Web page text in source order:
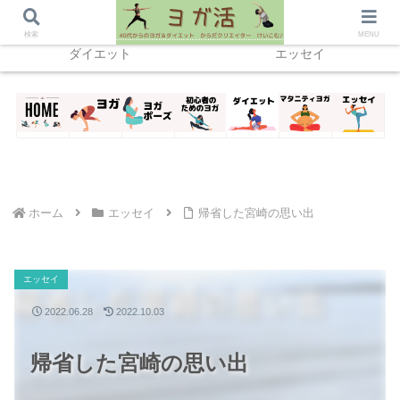
ダイエット エッセイ
ホーム エッセイ 帰省した宮崎の思い出
帰省した宮崎の思い出
エッセイ
2022.06.28 2022.10.03
検索 MENU